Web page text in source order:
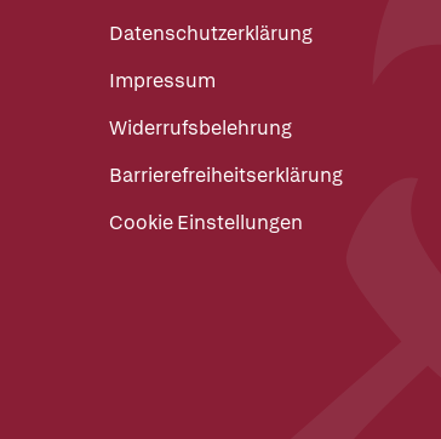
Datenschutzerklärung
Impressum
Widerrufsbelehrung
Barrierefreiheitserklärung
Cookie Einstellungen